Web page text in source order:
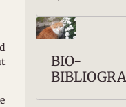
CAPITAINE
NAPOLEON
BIO-